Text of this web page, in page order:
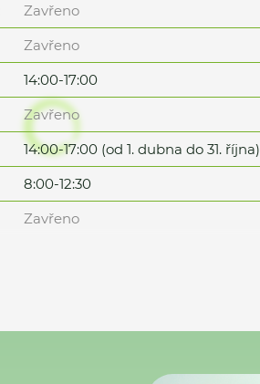
Zavřeno
Zavřeno
14:00-17:00
Zavřeno
14:00-17:00 (od 1. dubna do 31. října)
8:00-12:30
Zavřeno